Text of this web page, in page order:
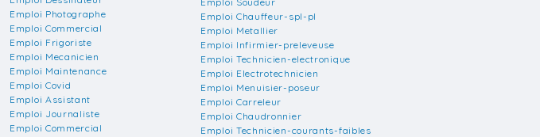
Emploi Photographe
Emploi Commercial
Emploi Frigoriste
Emploi Mecanicien
Emploi Maintenance
Emploi Covid
Emploi Assistant
Emploi Journaliste
Emploi Commercial
Emploi Chauffeur-spl-pl
Emploi Metallier
Emploi Infirmier-preleveuse
Emploi Technicien-electronique
Emploi Electrotechnicien
Emploi Menuisier-poseur
Emploi Carreleur
Emploi Chaudronnier
Emploi Technicien-courants-faibles